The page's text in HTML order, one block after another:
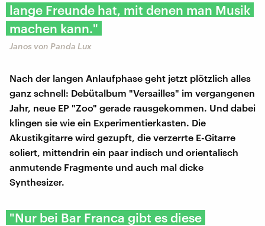
lange Freunde hat, mit denen man Musik
machen kann."
Janos von Panda Lux
Nach der langen Anlaufphase geht jetzt plötzlich alles
ganz schnell: Debütalbum "Versailles" im vergangenen
Jahr, neue EP "Zoo" gerade rausgekommen. Und dabei
klingen sie wie ein Experimentierkasten. Die
Akustikgitarre wird gezupft, die verzerrte E-Gitarre
soliert, mittendrin ein paar indisch und orientalisch
anmutende Fragmente und auch mal dicke
Synthesizer.
"Nur bei Bar Franca gibt es diese